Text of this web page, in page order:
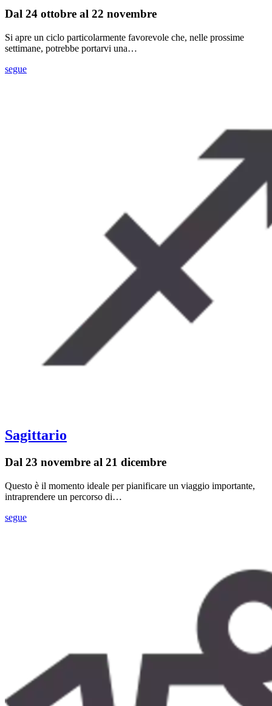
Dal 24 ottobre al 22 novembre
Si apre un ciclo particolarmente favorevole che, nelle prossime
settimane, potrebbe portarvi una…
segue
Sagittario
Dal 23 novembre al 21 dicembre
Questo è il momento ideale per pianificare un viaggio importante,
intraprendere un percorso di…
segue